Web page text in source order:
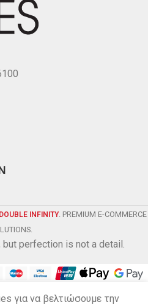
DOUBLE INFINITY. PREMIUM E-COMMERCE
perfection is not a detail.
για να βελτιώσουμε την